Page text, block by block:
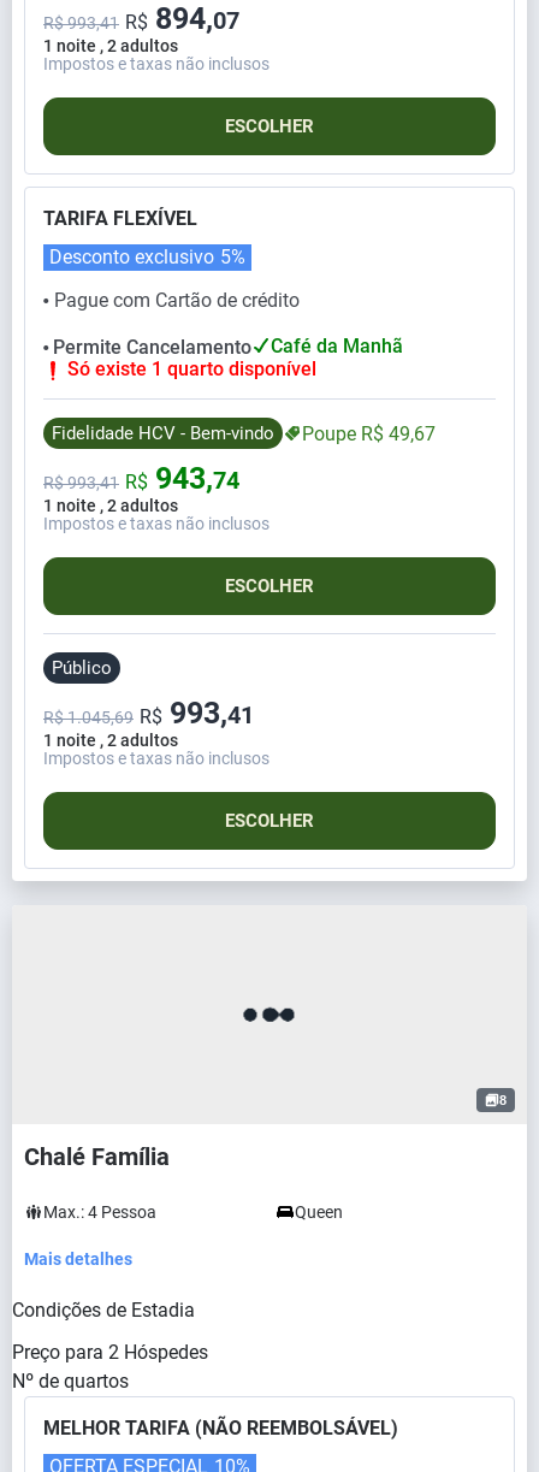
1 noite , 2 adultos
R$ 993,41 R$ 894,07
Impostos e taxas não inclusos
ESCOLHER
TARIFA FLEXÍVEL
⬤ Pague com Cartão de crédito
Desconto exclusivo 5%
⬤ Permite Cancelamento
Café da Manhã
Só existe 1 quarto disponível
Fidelidade HCV - Bem-vindo Poupe R$ 49,67
1 noite , 2 adultos
R$993,41 R$ 943,74
Impostos e taxas não inclusos
ESCOLHER
Público
1 noite , 2 adultos
R$ 1.045,69 R$ 993,41
Impostos e taxas não inclusos
ESCOLHER
8
Chalé Família
Max.:4 Pessoa Queen
Mais detalhes
Condições de Estadia
Preço para 2 Hóspedes
Nº de quartos
MELHOR TARIFA (NÃO REEMBOLSÁVEL)
OFERTA ESPECIAL 10%